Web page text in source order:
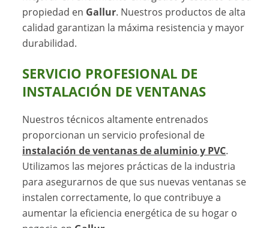
propiedad en Gallur. Nuestros productos de alta
calidad garantizan la máxima resistencia y mayor
durabilidad.
SERVICIO PROFESIONAL DE
INSTALACIÓN DE VENTANAS
Nuestros técnicos altamente entrenados
proporcionan un servicio profesional de
instalación de ventanas de aluminio y PVC.
Utilizamos las mejores prácticas de la industria
para asegurarnos de que sus nuevas ventanas se
instalen correctamente, lo que contribuye a
aumentar la eficiencia energética de su hogar o